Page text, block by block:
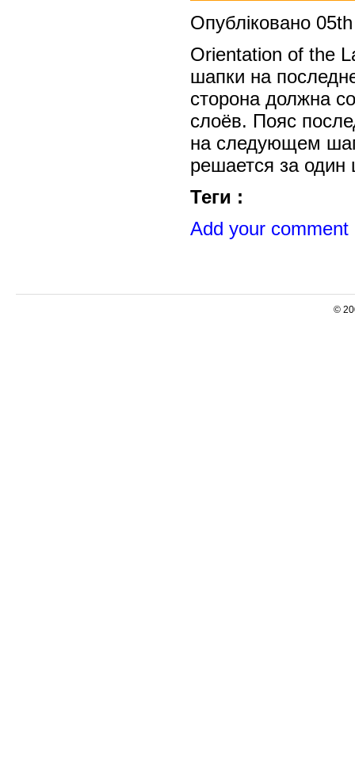
Опубліковано
Orientation of the
шапки на
сторона должна
слоёв. Пояс
на следующем
решается за
Теги :
Add your comment
©